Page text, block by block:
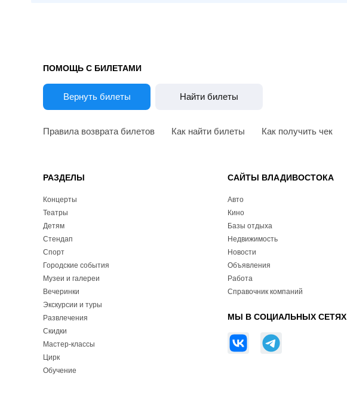
ПОМОЩЬ С БИЛЕТАМИ
Вернуть билеты Найти билеты
Правила возврата билетов Как найти билеты Как получить чек
РАЗДЕЛЫ
Концерты
Театры
Детям
Стендап
Спорт
Городские события
Музеи и галереи
Вечеринки
Экскурсии и туры
Развлечения
Скидки
Мастер-классы
Цирк
Обучение
САЙТЫ ВЛАДИВОСТОКА
Авто
Кино
Базы отдыха
Недвижимость
Новости
Объявления
Работа
Справочник компаний
МЫ В СОЦИАЛЬНЫХ СЕТЯХ